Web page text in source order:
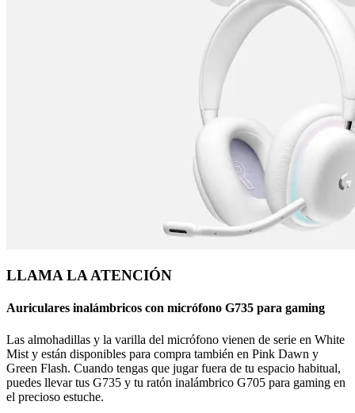
LLAMA LA ATENCIÓN
Auriculares inalámbricos con micrófono G735 para gaming
Las almohadillas y la varilla del micrófono vienen de serie en White
Mist y están disponibles para compra también en Pink Dawn y
Green Flash. Cuando tengas que jugar fuera de tu espacio habitual,
puedes llevar tus G735 y tu ratón inalámbrico G705 para gaming en
el precioso estuche.